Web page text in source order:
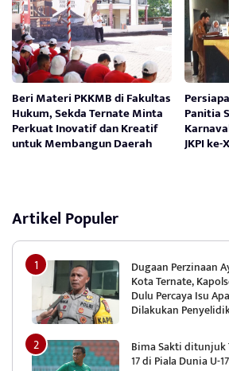
Beri Materi PKKMB di Fakultas
Hukum, Sekda Ternate Minta
Perkuat Inovatif dan Kreatif
untuk Membangun Daerah
Panitia
JKPI
Artikel Populer
Dugaan Perzinaan
Kota Ternate,
Dulu Percaya Isu
Dilakukan
Bima Sakti ditunjuk
17 di Piala Dunia U-